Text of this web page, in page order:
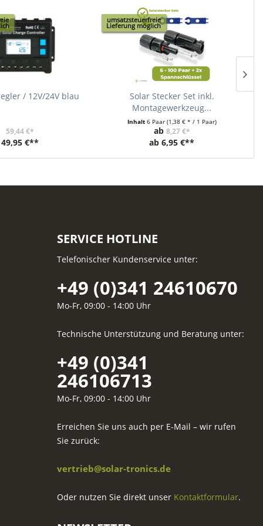
/ 12V/24V blau
59,44 €*
49,95 €**
umsatzsteuerfreie
Lieferung möglich
Solar Stecker Set inkl.
Montagewerkzeug...
Inhalt 6 Paar (1,38 € * / 1 Paar)
ab 8,27 €*
ab6,95 €**
SERVICE HOTLINE
Telefonischer Kundenservice unter:
+49 (0)341 24610670
Mo-Fr, 09:00 - 14:00 Uhr
Technische Unterstützung und Beratung unter:
+49 (0)341
246106713
Mo-Fr, 09:00 - 14:00 Uhr
Erreichen Sie uns auch per E-Mail – wir rufen
Sie zurück:
vertrieb@solar-tronics.de
Oder nutzen Sie direkt unser Kontaktformular.